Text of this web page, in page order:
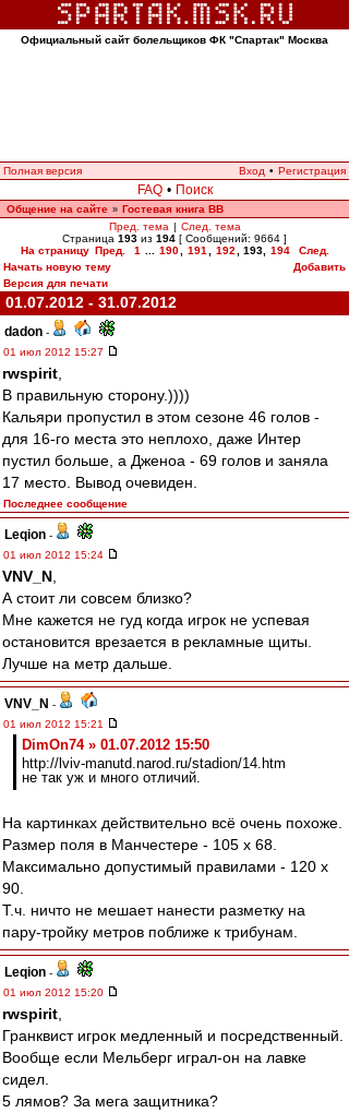
Официальный сайт болельщиков ФК "Спартак" Москва
Полная версия Вход • Регистрация
FAQ • Поиск
Общение на сайте » Гостевая книга ВВ
Пред. тема | След. тема
Страница 193 из 194 [ Сообщений: 9664 ]
На страницу Пред. 1 190 191 192 193, 194
След.
Начать новую тему
Добавить
Версия для печати
01.07.2012 - 31.07.2012
dadon -
01 июл 2012 15:27
rwspirit
В правильную сторону.))))
Кальяри пропустил в этом сезоне 46 голов -
для 16-го места это неплохо, даже Интер
пустил больше, а Дженоа - 69 голов и заняла
17 место. Вывод очевиден.
Последнее сообщение
Leqion -
01 июл 2012 15:24
VNV_N
А стоит ли совсем близко?
Мне кажется не гуд когда игрок не успевая
остановится врезается в рекламные щиты.
Лучше на метр дальше.
VNV_N -
01 июл 2012 15:21
DimOn74 » 01.07.2012 15:50
http://lviv-manutd.narod.ru/stadion/14.htm
не так уж и много отличий.
На картинках действительно всё очень похоже.
Размер поля в Манчестере - 105 x 68.
Максимально допустимый правилами - 120 х
90.
Т.ч. ничто не мешает нанести разметку на
пару-тройку метров поближе к трибунам.
Leqion -
01 июл 2012 15:20
rwspirit
Гранквист игрок медленный и посредственный.
Вообще если Мельберг играл-он на лавке
сидел.
5 лямов? За мега защитника?